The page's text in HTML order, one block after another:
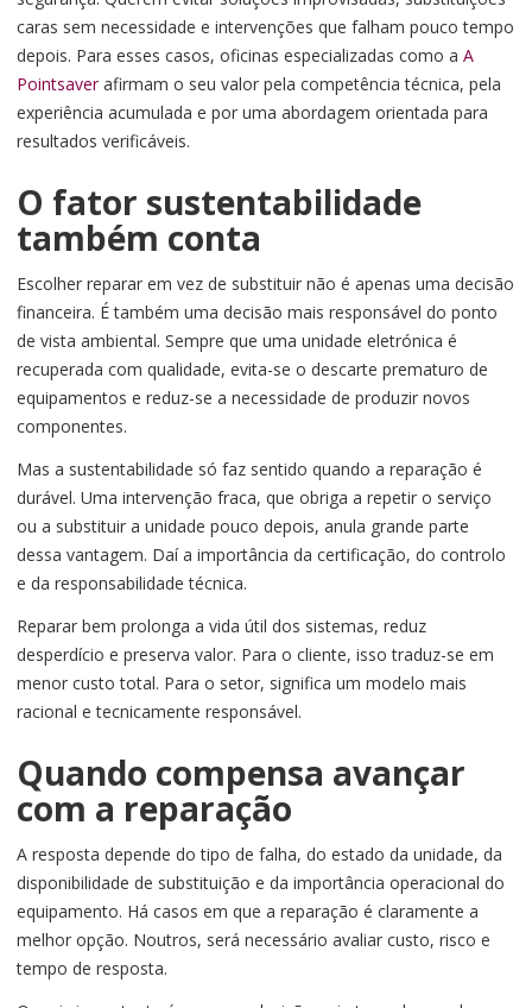
caras sem necessidade e intervenções que falham pouco tempo
depois. Para esses casos, oficinas especializadas como a A
Pointsaverafirmam o seu valor pela competência técnica, pela
experiência acumulada e por uma abordagem orientada para
resultados verificáveis.
O fator sustentabilidade
também conta
Escolher reparar em vez de substituir não é apenas uma decisão
financeira. É também uma decisão mais responsável do ponto
de vista ambiental. Sempre que uma unidade eletrónica é
recuperada com qualidade, evita-se o descarte prematuro de
equipamentos e reduz-se a necessidade de produzir novos
componentes.
Mas a sustentabilidade só faz sentido quando a reparação é
durável. Uma intervenção fraca, que obriga a repetir o serviço
ou a substituir a unidade pouco depois, anula grande parte
dessa vantagem. Daí a importância da certificação, do controlo
e da responsabilidade técnica.
Reparar bem prolonga a vida útil dos sistemas, reduz
desperdício e preserva valor. Para o cliente, isso traduz-se em
menor custo total. Para o setor, significa um modelo mais
racional e tecnicamente responsável.
Quando compensa avançar
com a reparação
A resposta depende do tipo de falha, do estado da unidade, da
disponibilidade de substituição e da importância operacional do
equipamento. Há casos em que a reparação é claramente a
melhor opção. Noutros, será necessário avaliar custo, risco e
tempo de resposta.